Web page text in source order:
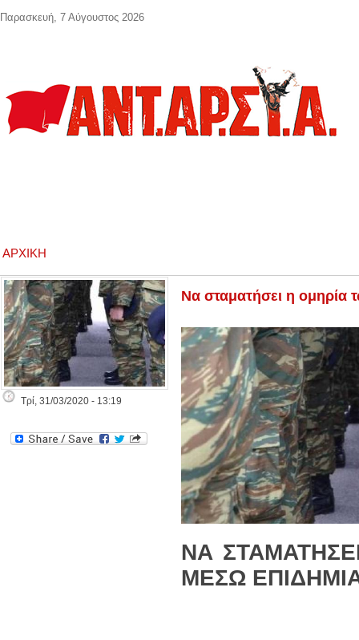
ΑΡΧΙΚΉ
Τρί, 31/03/2020 - 13:19
Να σταματήσει η ομηρία
ΝΑ
ΜΕΣΩ
Παρασκευή, 7 Αύγουστος 2026